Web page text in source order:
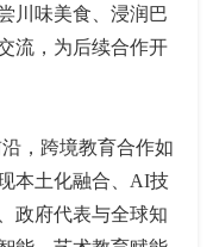
川味美食、浸润巴
流，为后续合作开
，跨境教育合作如
本土化融合、AI技
政府代表与全球知